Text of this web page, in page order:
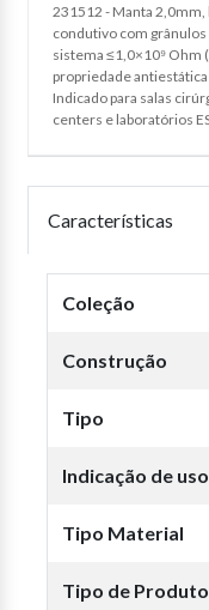
231512 - Manta 2,0mm,
condutivo com
sistema ≤1,0×10⁹ Ohm
propriedade antiestática
Indicado para salas
centers e laboratórios
Características
Coleção
Construção
Tipo
Indicação de uso
Tipo Material
Tipo de Produto